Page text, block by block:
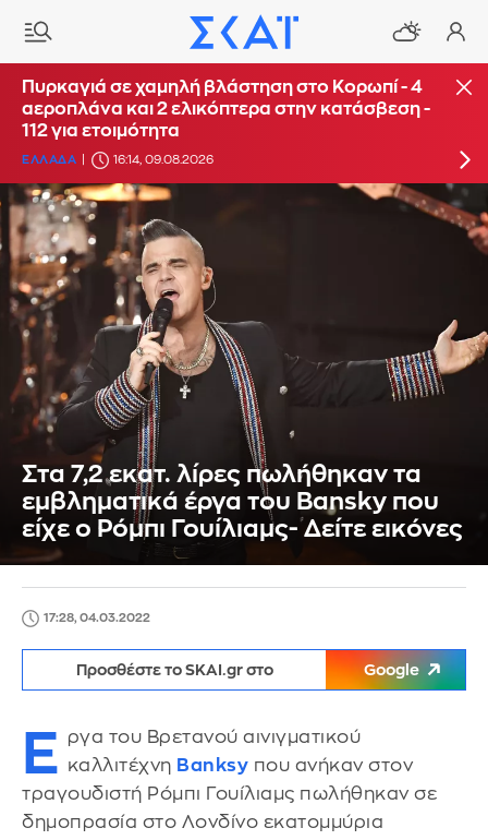
Πυρκαγιά σε χαμηλή βλάστηση στην περιοχή
Γιάννουλη Σουφλίου: Σηκώθηκαν εναέρια
μέσα
ΕΛΛΑΔΑ 15:50, 09.08.2026
Πυρκαγιά σε χαμηλή βλάστηση στο Κορωπί - 4
αεροπλάνα και 2 ελικόπτερα στην κατάσβεση -
112 για ετοιμότητα
ΕΛΛΑΔΑ 16:14, 09.08.2026
Στα 7,2 εκατ. λίρες πωλήθηκαν τα
εμβληματικά έργα του Bansky που
είχε ο Ρόμπι Γουίλιαμς- Δείτε εικόνες
17:28, 04.03.2022
Προσθέστε το SKAI.gr στο Google
Ε ργα του Βρετανού αινιγματικού
καλλιτέχνη Banksy που ανήκαν στον
τραγουδιστή Ρόμπι Γουίλιαμς πωλήθηκαν σε
δημοπρασία στο Λονδίνο εκατομμύρια